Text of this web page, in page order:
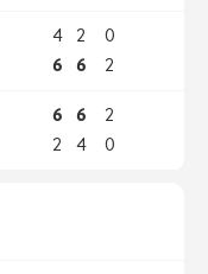
4
2
6
6
0
2
6
6
2
4
2
0